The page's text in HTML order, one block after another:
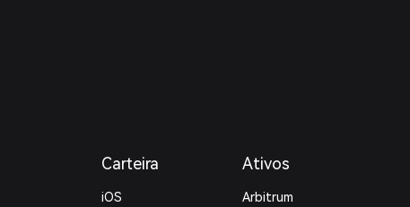
Carteira
iOS
Ativos
Arbitrum